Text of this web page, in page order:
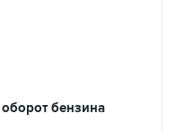
бензина